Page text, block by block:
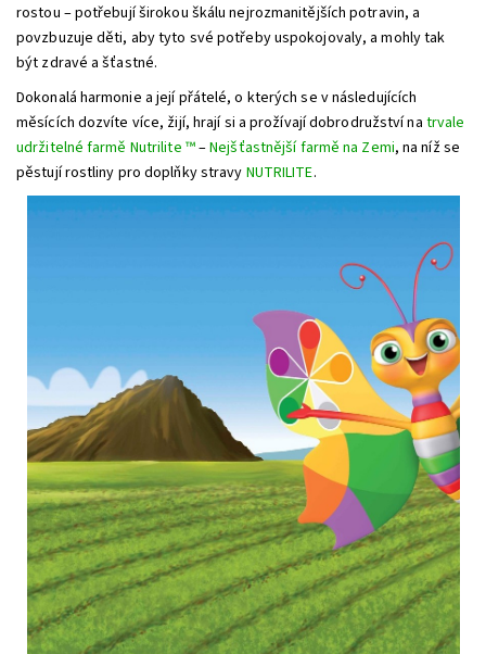
rostou – potřebují širokou škálu nejrozmanitějších potravin, a
povzbuzuje děti, aby tyto své potřeby uspokojovaly, a mohly tak
být zdravé a šťastné.
Dokonalá harmonie a její přátelé, o kterých se v následujících
měsících dozvíte více, žijí, hrají si a prožívají dobrodružství na trvale
udržitelné farmě Nutrilite ™–Nejšťastnější farmě na Zemi, na níž se
pěstují rostliny pro doplňky stravy NUTRILITE.